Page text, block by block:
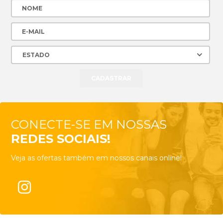
CONECTE-SE EM NOSSAS
REDES SOCIAIS!
Veja as ofertas também em nossos canais online!